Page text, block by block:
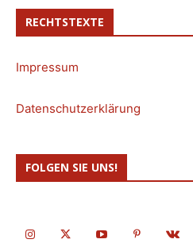
RECHTSTEXTE
Impressum
Datenschutzerklärung
FOLGEN SIE UNS!